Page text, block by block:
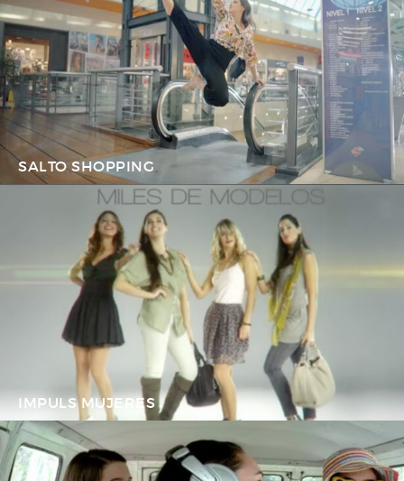
SALTO SHOPPING
IMPULS MUJERES